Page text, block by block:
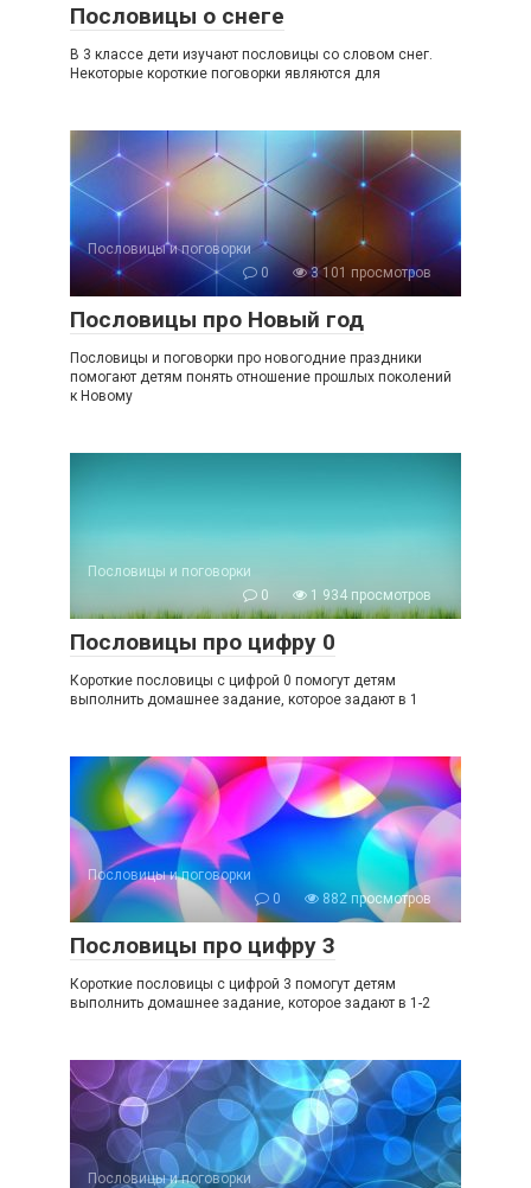
Пословицы о снеге
В 3 классе дети изучают пословицы со словом снег.
Некоторые короткие поговорки являются для
Пословицы и поговорки
0
3 101 просмотров
Пословицы про Новый год
Пословицы и поговорки про новогодние праздники
помогают детям понять отношение прошлых поколений
к Новому
Пословицы и поговорки
0
1 934 просмотров
Пословицы про цифру 0
Короткие пословицы с цифрой 0 помогут детям
выполнить домашнее задание, которое задают в 1
Пословицы и поговорки
0
882 просмотров
Пословицы про цифру 3
Короткие пословицы с цифрой 3 помогут детям
выполнить домашнее задание, которое задают в 1-2
Пословицы и поговорки